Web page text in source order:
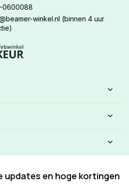
0600088
winkel.nl (binnen 4 uur
updates en hoge kortingen